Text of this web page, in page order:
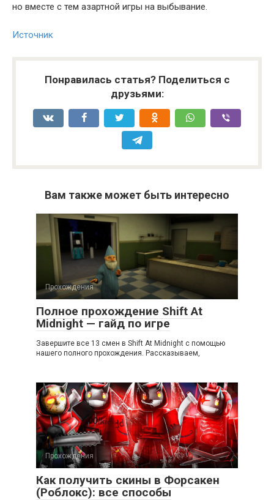
но вместе с тем азартной игры на выбывание.
Источник
Понравилась статья? Поделиться с
друзьями:
Вам также может быть интересно
Прохождения
Полное прохождение Shift At
Midnight — гайд по игре
Завершите все 13 смен в Shift At Midnight с помощью
нашего полного прохождения. Рассказываем,
Прохождения
Как получить скины в Форсакен
(Роблокс): все способы